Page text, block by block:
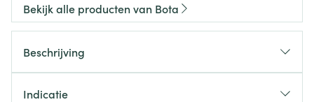
Bekijk alle producten van Bota
Beschrijving
Indicatie